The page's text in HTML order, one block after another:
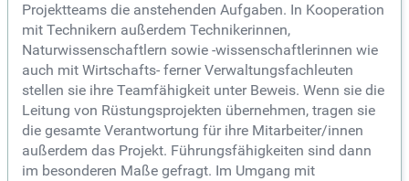
Projektteams die anstehenden Aufgaben. In Kooperation
mit Technikern außerdem Technikerinnen,
Naturwissenschaftlern sowie -wissenschaftlerinnen wie
auch mit Wirtschafts- ferner Verwaltungsfachleuten
stellen sie ihre Teamfähigkeit unter Beweis. Wenn sie die
Leitung von Rüstungsprojekten übernehmen, tragen sie
die gesamte Verantwortung für ihre Mitarbeiter/innen
außerdem das Projekt. Führungsfähigkeiten sind dann
im besonderen Maße gefragt. Im Umgang mit